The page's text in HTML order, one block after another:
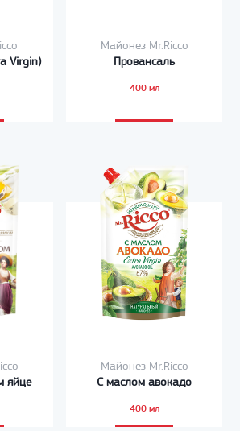
Virgin)
Майонез Mr.Ricco
Провансаль
400 мл
яйце
Майонез Mr.Ricco
С маслом авокадо
400 мл